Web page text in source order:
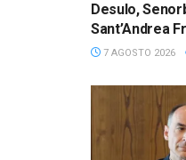
Desulo,
Sant’Andrea
7 AGOSTO 2026